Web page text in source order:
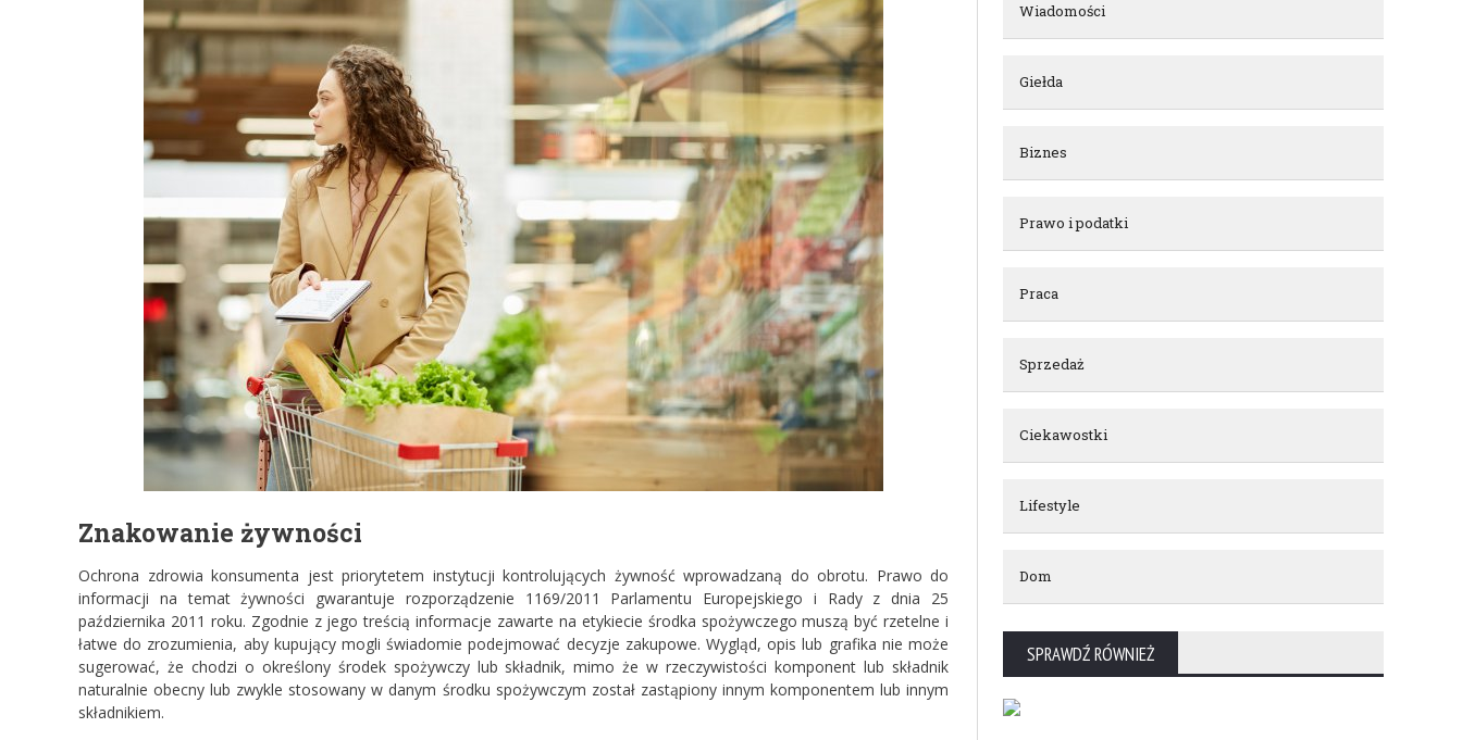
Znakowanie żywności
Ochrona zdrowia konsumenta jest priorytetem instytucji kontrolujących żywność wprowadzaną do obrotu. Prawo do
informacji na temat żywności gwarantuje rozporządzenie 1169/2011 Parlamentu Europejskiego i Rady z dnia 25
października 2011 roku. Zgodnie z jego treścią informacje zawarte na etykiecie środka spożywczego muszą być rzetelne i
łatwe do zrozumienia, aby kupujący mogli świadomie podejmować decyzje zakupowe. Wygląd, opis lub grafika nie może
sugerować, że chodzi o określony środek spożywczy lub składnik, mimo że w rzeczywistości komponent lub składnik
naturalnie obecny lub zwykle stosowany w danym środku spożywczym został zastąpiony innym komponentem lub innym
składnikiem.
Wiadomości
Giełda
Biznes
Prawo i podatki
Praca
Sprzedaż
Ciekawostki
Lifestyle
Dom
SPRAWDŹ RÓWNIEŻ